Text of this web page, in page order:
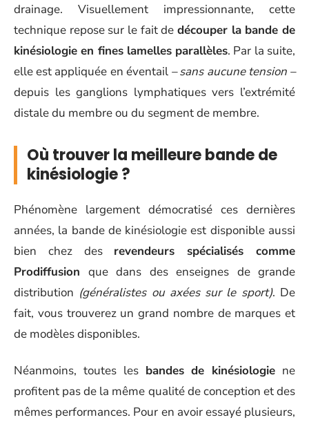
drainage. Visuellement impressionnante, cette
technique repose sur le fait de découper la bande de
kinésiologie en fines lamelles parallèles. Par la suite,
elle est appliquée en éventail – sans aucune tension –
depuis les ganglions lymphatiques vers l’extrémité
distale du membre ou du segment de membre.
Où trouver la meilleure bande de
kinésiologie ?
Phénomène largement démocratisé ces dernières
années, la bande de kinésiologie est disponible aussi
bien chez des revendeurs spécialisés comme
Prodiffusion que dans des enseignes de grande
distribution (généralistes ou axées sur le sport). De
fait, vous trouverez un grand nombre de marques et
de modèles disponibles.
Néanmoins, toutes les bandes de kinésiologie ne
profitent pas de la même qualité de conception et des
mêmes performances. Pour en avoir essayé plusieurs,